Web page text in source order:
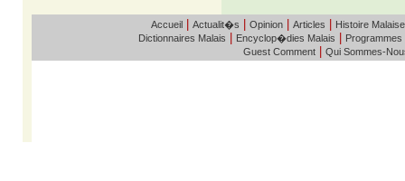
Accueil| Actualit�s Opinion| Articles Histoire Malaise
Dictionnaires Malais Encyclop�dies Malais Programmes
Guest Comment Qui Sommes-